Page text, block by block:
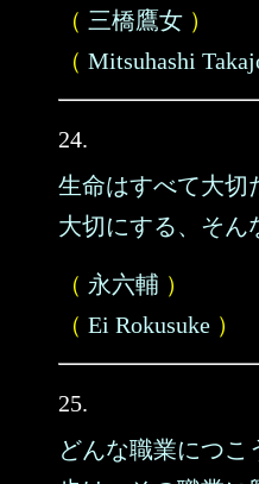
（ 三橋鷹女 ）
（ Mitsuhashi
24.
生命はすべて大切
大切にする、そん
（ 永六輔 ）
（ Ei Rokusuke ）
25.
どんな職業につこ